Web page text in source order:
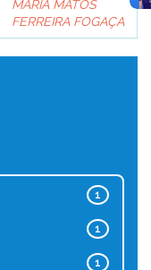
MARIA MATOS
FERREIRA FOGAÇA
1
1
1